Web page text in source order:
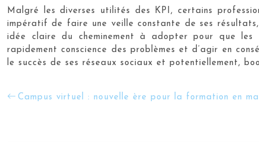
Malgré les diverses utilités des KPI, certains
impératif de faire une veille constante de ses
idée claire du cheminement à adopter pour que les
rapidement conscience des problèmes et d’agir en
le succès de ses réseaux sociaux et potentiellement,
Campus virtuel : nouvelle ère pour la formation en